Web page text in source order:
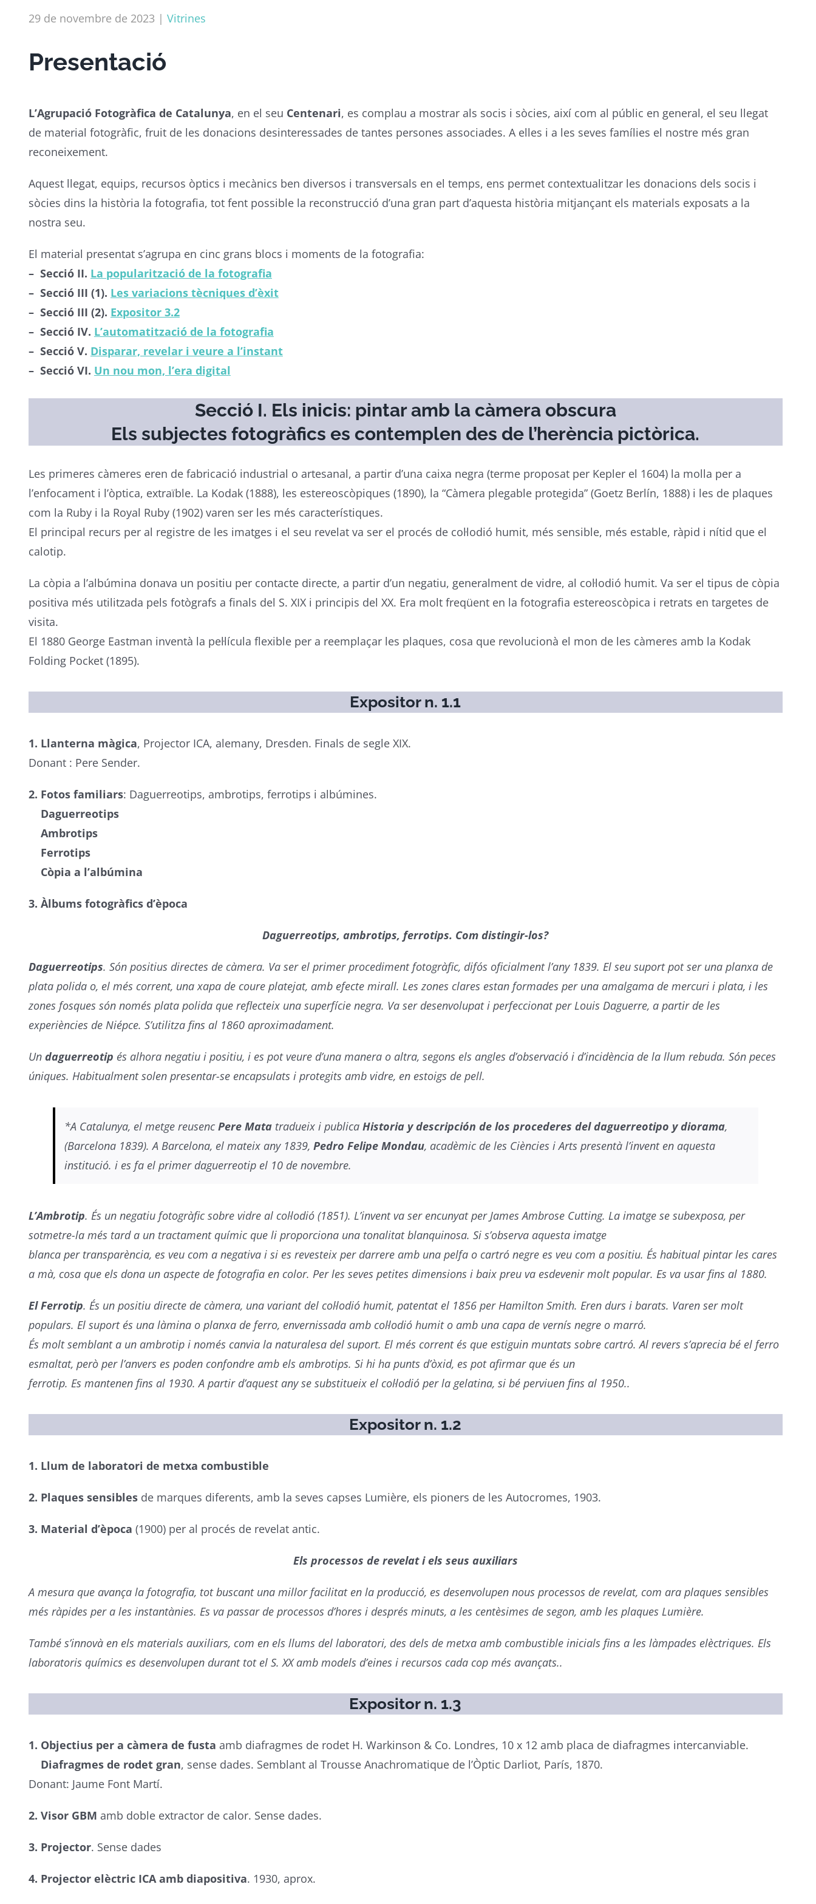
29 de novembre de 2023 | Vitrines
Presentació
L’Agrupació Fotogràfica de Catalunya, en el seu Centenari, es complau a mostrar als socis i sòcies, així com al públic en general, el seu llegat
de material fotogràfic, fruit de les donacions desinteressades de tantes persones associades. A elles i a les seves famílies el nostre més gran
reconeixement.
Aquest llegat, equips, recursos òptics i mecànics ben diversos i transversals en el temps, ens permet contextualitzar les donacions dels socis i
sòcies dins la història la fotografia, tot fent possible la reconstrucció d’una gran part d’aquesta història mitjançant els materials exposats a la
nostra seu.
El material presentat s’agrupa en cinc grans blocs i moments de la fotografia:
– Secció II. La popularització de la fotografia
– Secció III (1). Les variacions tècniques d’èxit
– Secció III (2). Expositor 3.2
– Secció IV. L’automatització de la fotografia
– Secció V. Disparar, revelar i veure a l’instant
– Secció VI. Un nou mon, l’era digital
Secció I. Els inicis: pintar amb la càmera obscura
Els subjectes fotogràfics es contemplen des de l’herència pictòrica.
Les primeres càmeres eren de fabricació industrial o artesanal, a partir d’una caixa negra (terme proposat per Kepler el 1604) la molla per a
l’enfocament i l’òptica, extraïble. La Kodak (1888), les estereoscòpiques (1890), la “Càmera plegable protegida” (Goetz Berlín, 1888) i les de plaques
com la Ruby i la Royal Ruby (1902) varen ser les més característiques.
El principal recurs per al registre de les imatges i el seu revelat va ser el procés de col·lodió humit, més sensible, més estable, ràpid i nítid que el
calotip.
La còpia a l’albúmina donava un positiu per contacte directe, a partir d’un negatiu, generalment de vidre, al col·lodió humit. Va ser el tipus de còpia
positiva més utilitzada pels fotògrafs a finals del S. XIX i principis del XX. Era molt freqüent en la fotografia estereoscòpica i retrats en targetes de
visita.
El 1880 George Eastman inventà la pel·lícula flexible per a reemplaçar les plaques, cosa que revolucionà el mon de les càmeres amb la Kodak
Folding Pocket (1895).
Expositor n. 1.1
1. Llanterna màgica, Projector ICA, alemany, Dresden. Finals de segle XIX.
Donant : Pere Sender.
2. Fotos familiars: Daguerreotips, ambrotips, ferrotips i albúmines.
Daguerreotips
Ambrotips
Ferrotips
Còpia a l’albúmina
3. Àlbums fotogràfics d’època
Daguerreotips, ambrotips, ferrotips. Com distingir-los?
Daguerreotips. Són positius directes de càmera. Va ser el primer procediment fotogràfic, difós oficialment l’any 1839. El seu suport pot ser una planxa de
plata polida o, el més corrent, una xapa de coure platejat, amb efecte mirall. Les zones clares estan formades per una amalgama de mercuri i plata, i les
zones fosques són només plata polida que reflecteix una superfície negra. Va ser desenvolupat i perfeccionat per Louis Daguerre, a partir de les
experiències de Niépce. S’utilitza fins al 1860 aproximadament.
Un daguerreotip és alhora negatiu i positiu, i es pot veure d’una manera o altra, segons els angles d’observació i d’incidència de la llum rebuda. Són peces
úniques. Habitualment solen presentar-se encapsulats i protegits amb vidre, en estoigs de pell.
*A Catalunya, el metge reusenc Pere Matatradueix i publica Historia y descripción de los procederes del daguerreotipo y diorama,
(Barcelona 1839). A Barcelona, el mateix any 1839, Pedro Felipe Mondau, acadèmic de les Ciències i Arts presentà l’invent en aquesta
institució. i es fa el primer daguerreotip el 10 de novembre.
L’Ambrotip. És un negatiu fotogràfic sobre vidre al col·lodió (1851). L’invent va ser encunyat per James Ambrose Cutting. La imatge se subexposa, per
sotmetre-la més tard a un tractament químic que li proporciona una tonalitat blanquinosa. Si s’observa aquesta imatge
blanca per transparència, es veu com a negativa i si es revesteix per darrere amb una pelfa o cartró negre es veu com a positiu. És habitual pintar les cares
a mà, cosa que els dona un aspecte de fotografia en color. Per les seves petites dimensions i baix preu va esdevenir molt popular. Es va usar fins al 1880.
El Ferrotip. És un positiu directe de càmera, una variant del col·lodió humit, patentat el 1856 per Hamilton Smith. Eren durs i barats. Varen ser molt
populars. El suport és una làmina o planxa de ferro, envernissada amb col·lodió humit o amb una capa de vernís negre o marró.
És molt semblant a un ambrotip i només canvia la naturalesa del suport. El més corrent és que estiguin muntats sobre cartró. Al revers s’aprecia bé el ferro
esmaltat, però per l’anvers es poden confondre amb els ambrotips. Si hi ha punts d’òxid, es pot afirmar que és un
ferrotip. Es mantenen fins al 1930. A partir d’aquest any se substitueix el col·lodió per la gelatina, si bé perviuen fins al 1950..
Expositor n. 1.2
1. Llum de laboratori de metxa combustible
2. Plaques sensiblesde marques diferents, amb la seves capses Lumière, els pioners de les Autocromes, 1903.
3. Material d’època (1900) per al procés de revelat antic.
Els processos de revelat i els seus auxiliars
A mesura que avança la fotografia, tot buscant una millor facilitat en la producció, es desenvolupen nous processos de revelat, com ara plaques sensibles
més ràpides per a les instantànies. Es va passar de processos d’hores i després minuts, a les centèsimes de segon, amb les plaques Lumière.
També s’innovà en els materials auxiliars, com en els llums del laboratori, des dels de metxa amb combustible inicials fins a les làmpades elèctriques. Els
laboratoris químics es desenvolupen durant tot el S. XX amb models d’eines i recursos cada cop més avançats..
Expositor n. 1.3
1. Objectius per a càmera de fusta amb diafragmes de rodet H. Warkinson & Co. Londres, 10 x 12 amb placa de diafragmes intercanviable.
Diafragmes de rodet gran, sense dades. Semblant al Trousse Anachromatique de l’Òptic Darliot, París, 1870.
Donant: Jaume Font Martí.
2. Visor GBM amb doble extractor de calor. Sense dades.
3. Projector. Sense dades
4. Projector elèctric ICA amb diapositiva. 1930, aprox.